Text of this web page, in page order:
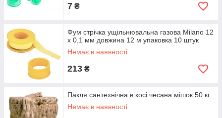
7 ₴
Фум стрічка ущільнювальна газова Milano 12
х 0,1 мм довжина 12 м упаковка 10 штук
Немає в наявності
213 ₴
Пакля сантехнічна в косі чесана мішок 50 кг
Немає в наявності